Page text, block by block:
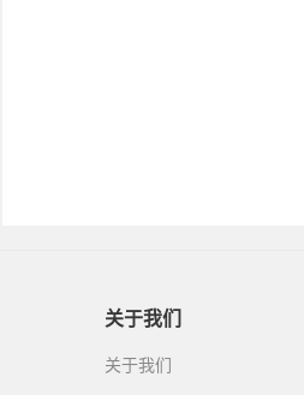
关于我们
关于我们